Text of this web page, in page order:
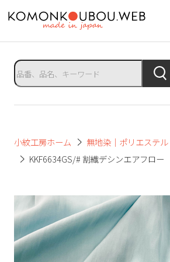
小紋工房ホーム
無地染｜ポリエステル
KKF6634GS/# 割繊デシンエアフロー